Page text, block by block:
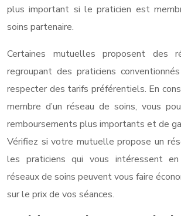
plus important si le praticien est
soins partenaire.
Certaines mutuelles proposent des
regroupant des praticiens
respecter des tarifs préférentiels. En
membre d’un réseau de soins, vous
remboursements plus importants et de
Vérifiez si votre mutuelle propose un
les praticiens qui vous intéressent
réseaux de soins peuvent vous faire
sur le prix de vos séances.